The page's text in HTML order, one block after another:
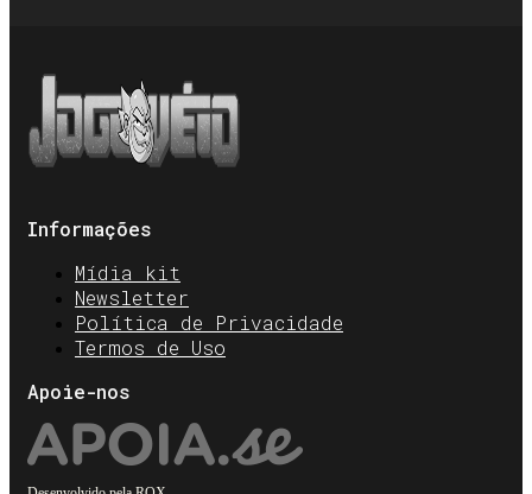
Informações
Mídia kit
Newsletter
Política de Privacidade
Termos de Uso
Apoie-nos